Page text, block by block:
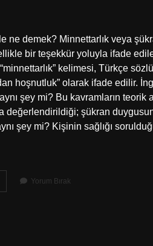
ne demek? Minnettarlık veya
bir teşekkür yoluyla ifade
kelimesi, Türkçe
hoşnutluk” olarak ifade edilir.
şey mi? Bu kavramların
değerlendirildiği; şükran
şey mi? Kişinin sağlığı
Yorum Bırak